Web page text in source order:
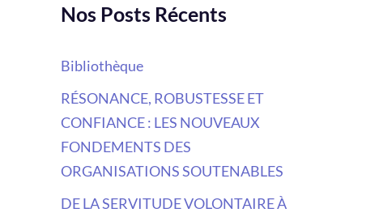
Nos Posts Récents
Bibliothèque
RÉSONANCE, ROBUSTESSE ET
CONFIANCE : LES NOUVEAUX
FONDEMENTS DES
ORGANISATIONS SOUTENABLES
DE LA SERVITUDE VOLONTAIRE À